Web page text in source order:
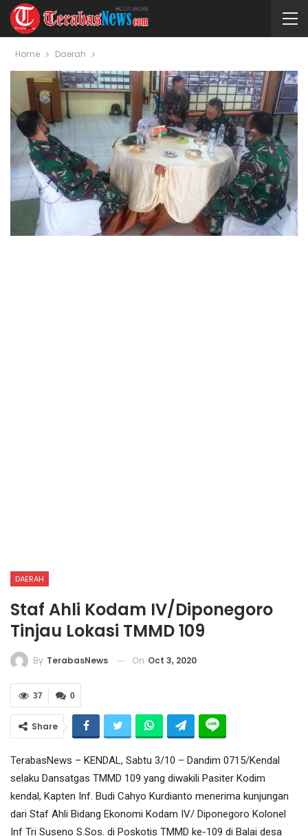
Home Daerah
DAERAH
Staf Ahli Kodam IV/Diponegoro
Tinjau Lokasi TMMD 109
By TerabasNews On Oct 3, 2020
0
37
Share
TerabasNews – KENDAL, Sabtu 3/10 – Dandim 0715/Kendal
selaku Dansatgas TMMD 109 yang diwakili Pasiter Kodim
kendal, Kapten Inf. Budi Cahyo Kurdianto menerima kunjungan
dari Staf Ahli Bidang Ekonomi Kodam IV/ Diponegoro Kolonel
Inf Tri Suseno S.Sos. di Poskotis TMMD ke-109 di Balai desa